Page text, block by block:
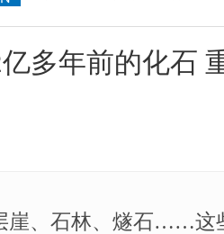
多年前的化石
崖、石林、燧石……这